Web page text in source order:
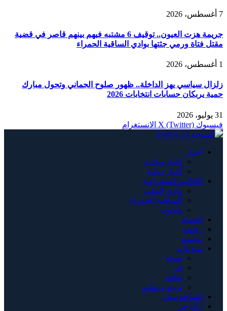
7 أغسطس، 2026
جريمة هزت العيون.. توقيف 6 مشتبه فيهم بينهم قاصر في قضية
مقتل فتاة ورمي جثتها بوادي الساقية الحمراء
1 أغسطس، 2026
زلزال سياسي يهز الداخلة.. ظهور صلوح الجماني وتحول مبارك
حمية يربكان حسابات انتخابات 2026
31 يوليو، 2026
فيسبوك X (Twitter) الانستغرام
أخبار
أخبار وطنية
أخبار دولية
الاقاليم الصحراوية
وادي الذهب
الساقية الحمراء
وادنون
اقتصاد
رياضة
مجتمع
منوعات
صحة
فن
ثقافة
تربية و تعليم
الساحة تيفي
رأي حر